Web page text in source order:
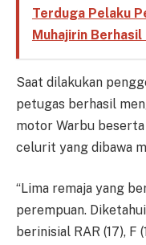
Terduga Pelaku
Muhajirin Berhasil
Saat dilakukan
petugas berhasil
motor Warbu
celurit yang dibawa
“Lima remaja yang
perempuan.
berinisial RAR (17), F